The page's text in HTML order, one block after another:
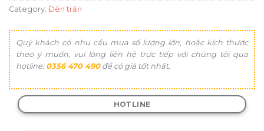
Category: Đèn trần
Quý khách có nhu cầu mua số lượng lớn, hoặc kích thước
theo ý muốn, vui lòng liên hệ trực tiếp với chúng tôi qua
hotline: 0356 470 490để có giá tốt nhất.
HOTLINE